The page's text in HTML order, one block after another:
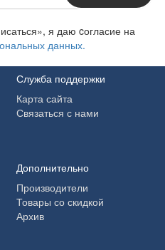
я даю cогласие на
данных.
Служба поддержки
Карта сайта
Связаться с нами
Дополнительно
Производители
Товары со скидкой
Архив